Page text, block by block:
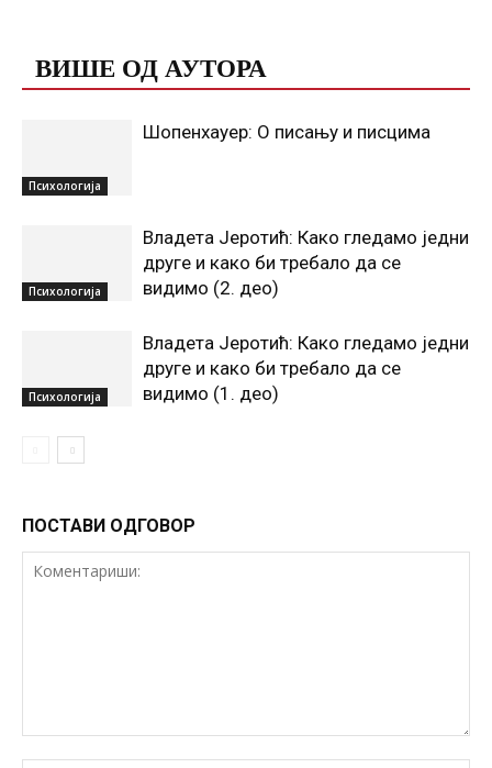
ВИШЕ ОД АУТОРА
Психологија
Шопенхауер: О писању и писцима
Психологија
Владета Јеротић: Како гледамо једни
друге и како би требало да се
видимо (2. део)
Психологија
Владета Јеротић: Како гледамо једни
друге и како би требало да се
видимо (1. део)
ПОСТАВИ ОДГОВОР